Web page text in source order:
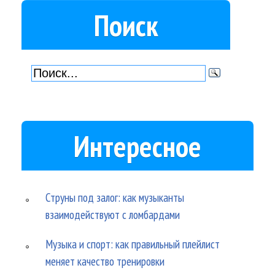
Поиск
Интересное
Струны под залог: как музыканты
взаимодействуют с ломбардами
Музыка и спорт: как правильный плейлист
меняет качество тренировки